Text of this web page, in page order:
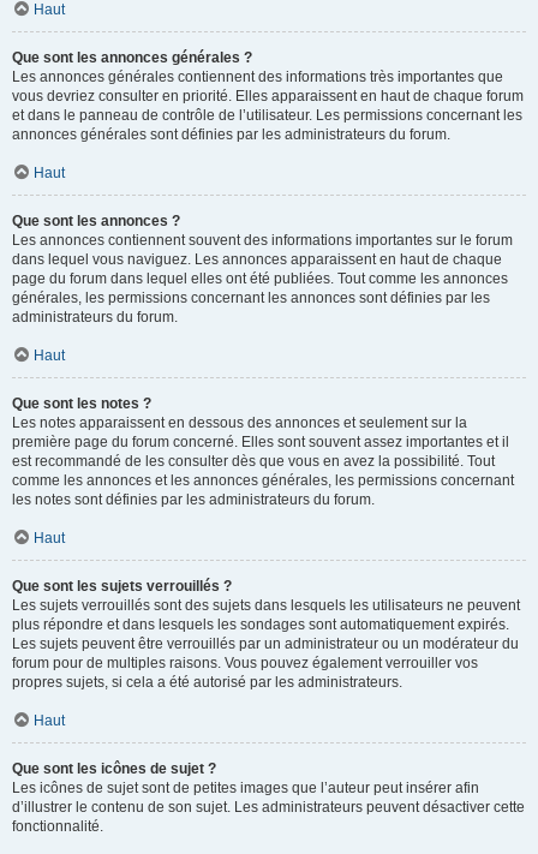
Haut
Que sont les annonces générales ?
Les annonces générales contiennent des informations très importantes que
vous devriez consulter en priorité. Elles apparaissent en haut de chaque forum
et dans le panneau de contrôle de l’utilisateur. Les permissions concernant les
annonces générales sont définies par les administrateurs du forum.
Haut
Que sont les annonces ?
Les annonces contiennent souvent des informations importantes sur le forum
dans lequel vous naviguez. Les annonces apparaissent en haut de chaque
page du forum dans lequel elles ont été publiées. Tout comme les annonces
générales, les permissions concernant les annonces sont définies par les
administrateurs du forum.
Haut
Que sont les notes ?
Les notes apparaissent en dessous des annonces et seulement sur la
première page du forum concerné. Elles sont souvent assez importantes et il
est recommandé de les consulter dès que vous en avez la possibilité. Tout
comme les annonces et les annonces générales, les permissions concernant
les notes sont définies par les administrateurs du forum.
Haut
Que sont les sujets verrouillés ?
Les sujets verrouillés sont des sujets dans lesquels les utilisateurs ne peuvent
plus répondre et dans lesquels les sondages sont automatiquement expirés.
Les sujets peuvent être verrouillés par un administrateur ou un modérateur du
forum pour de multiples raisons. Vous pouvez également verrouiller vos
propres sujets, si cela a été autorisé par les administrateurs.
Haut
Que sont les icônes de sujet ?
Les icônes de sujet sont de petites images que l’auteur peut insérer afin
d’illustrer le contenu de son sujet. Les administrateurs peuvent désactiver cette
fonctionnalité.